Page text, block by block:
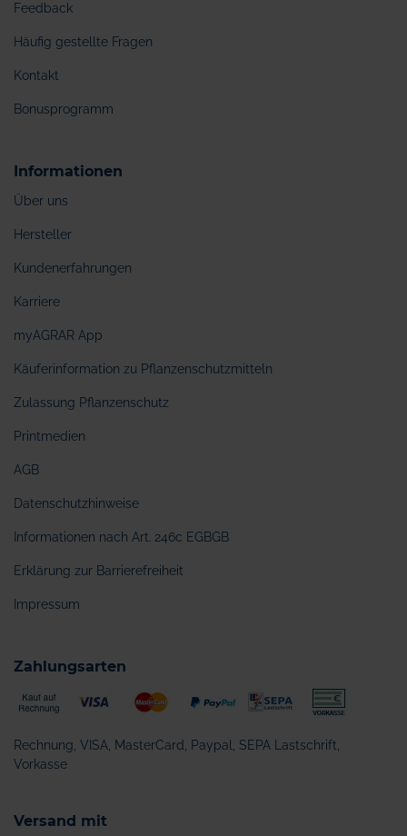
Feedback
Häufig gestellte Fragen
Kontakt
Bonusprogramm
Informationen
Über uns
Hersteller
Kundenerfahrungen
Karriere
myAGRAR App
Käuferinformation zu Pflanzenschutzmitteln
Zulassung Pflanzenschutz
Printmedien
AGB
Datenschutzhinweise
Informationen nach Art. 246c EGBGB
Erklärung zur Barrierefreiheit
Impressum
Zahlungsarten
Rechnung, VISA, MasterCard, Paypal, SEPA Lastschrift,
Vorkasse
Versand mit